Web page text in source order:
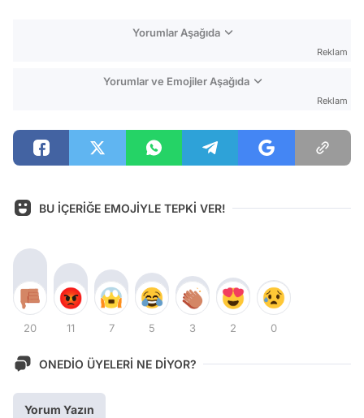
Yorumlar Aşağıda
Reklam
Yorumlar ve Emojiler Aşağıda
Reklam
BU İÇERİĞE EMOJİYLE TEPKİ VER!
20 11 7 5 3 2 0
ONEDİO ÜYELERİ NE DİYOR?
Yorum Yazın